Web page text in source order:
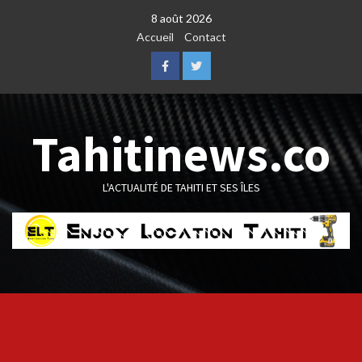
8 août 2026
Accueil
Contact
FacebookTwitter
Tahitinews.co
L'ACTUALITÉ DE TAHITI ET SES ÎLES